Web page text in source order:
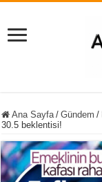
Ana Sayfa / Gündem /
30.5 beklentisi!